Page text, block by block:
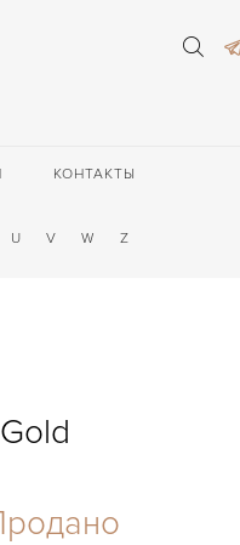
КОНТАКТЫ
U V W Z